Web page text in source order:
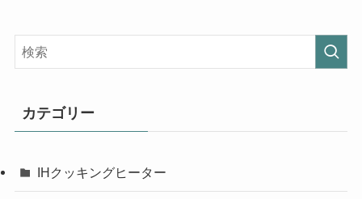
カテゴリー
IHクッキングヒーター